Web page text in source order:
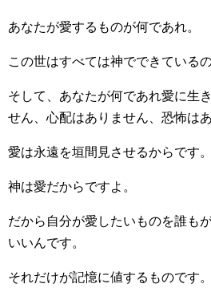
あなたが愛するものが何であれ。
この世はすべては神でできている
そして、あなたが何であれ愛に生
せん、心配はありません、恐怖はあ
愛は永遠を垣間見させるからです。
神は愛だからですよ。
だから自分が愛したいものを誰も
いいんです。
それだけが記憶に値するものです。